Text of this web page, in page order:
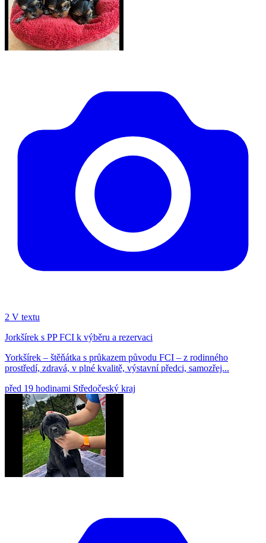
2 V textu
Jorkšírek s PP FCI k výběru a rezervaci
Yorkšírek – štěňátka s průkazem původu FCI – z rodinného
prostředí, zdravá, v plné kvalitě, výstavní předci, samozřej...
před 19 hodinami Středočeský kraj